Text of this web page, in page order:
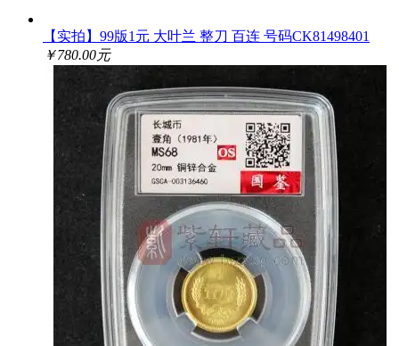
【实拍】99版1元 大叶兰 整刀 百连 号码CK81498401
￥780.00元